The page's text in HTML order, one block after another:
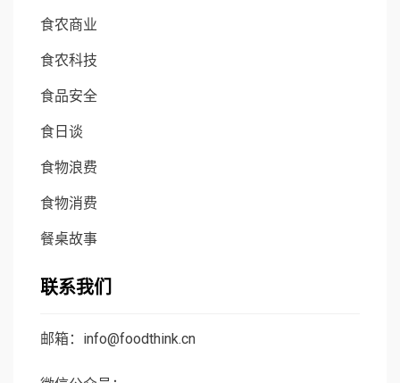
食农商业
食农科技
食品安全
食日谈
食物浪费
食物消费
餐桌故事
联系我们
邮箱：info@foodthink.cn